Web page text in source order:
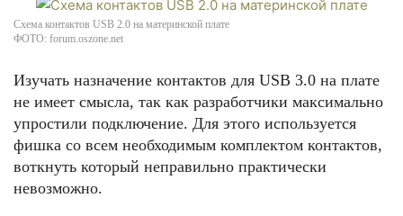
Схема контактов USB 2.0 на материнской плате
ФОТО: forum.oszone.net
Изучать назначение контактов для USB 3.0 на плате
не имеет смысла, так как разработчики максимально
упростили подключение. Для этого используется
фишка со всем необходимым комплектом контактов,
воткнуть который неправильно практически
невозможно.